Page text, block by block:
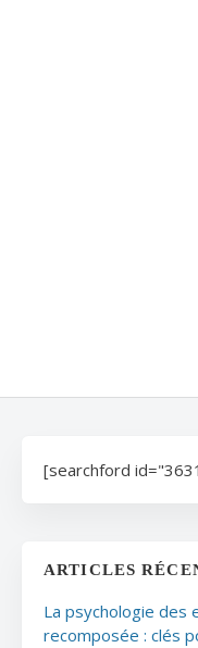
[searchford
ARTICLES
La psychologie des
recomposée : clés